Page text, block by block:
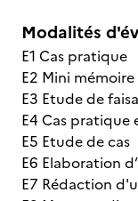
Modalités
E1 Cas pratique
E2 Mini mémoire
E3 Etude de
E4 Cas pratique
E5 Etude de cas
E6 Elaboration
E7 Rédaction